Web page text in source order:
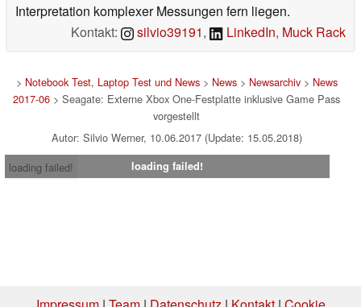
Interpretation komplexer Messungen fern liegen.
Kontakt:
silvio39191, LinkedIn, Muck Rack
> Notebook Test, Laptop Test und News> News> Newsarchiv> News
2017-06 > Seagate: Externe Xbox One-Festplatte inklusive Game Pass
vorgestellt
Autor: Silvio Werner, 10.06.2017 (Update: 15.05.2018)
loading failed!
loading failed!